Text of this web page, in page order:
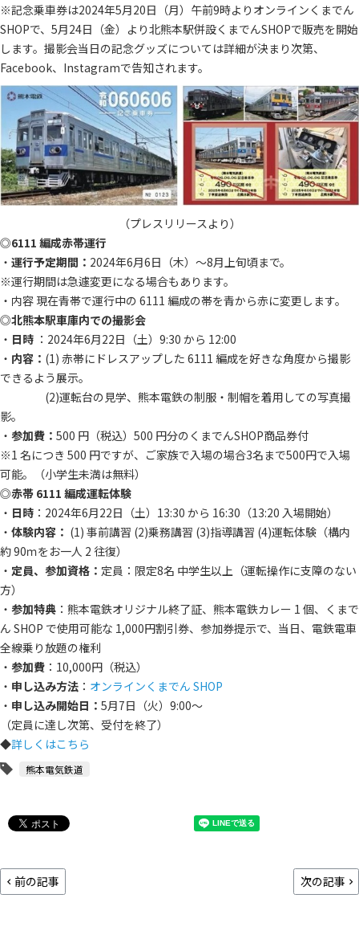
※記念乗車券は2024年5月20日（月）午前9時よりオンラインくまでん
SHOPで、5月24日（金）より北熊本駅併設くまでんSHOPで販売を開始
します。撮影会当日の記念グッズについては詳細が決まり次第、
Facebook、Instagramで告知されます。
（プレスリリースより）
◎6111 編成赤帯運行
・ 運行予定期間： 2024年6月6日（木）～8月上旬頃まで。
※運行期間は急遽変更になる場合もあります。
・内容 現在青帯で運行中の 6111 編成の帯を青から赤に変更します。
◎北熊本駅車庫内での撮影会
・ 日時 ：2024年6月22日（土）9:30 から 12:00
・ 内容： (1) 赤帯にドレスアップした 6111 編成を好きな角度から撮影
できるよう展示。
(2)運転台の見学、熊本電鉄の制服・制帽を着用しての写真撮
影。
・ 参加費： 500 円（税込）500 円分のくまでんSHOP商品券付
※1 名につき 500 円ですが、ご家族で入場の場合3名まで500円で入場
可能。（小学生未満は無料）
◎赤帯 6111 編成運転体験
・ 日時 ：2024年6月22日（土）13:30 から 16:30（13:20 入場開始）
・ 体験内容： (1) 事前講習 (2)乗務講習 (3)指導講習 (4)運転体験（構内
約 90ｍをお一人 2 往復）
・ 定員、参加資格： 定員：限定8名 中学生以上（運転操作に支障のない
方）
・ 参加特典 ：熊本電鉄オリジナル終了証、熊本電鉄カレー 1 個、くまで
ん SHOP で使用可能な 1,000円割引券、参加券提示で、当日、電鉄電車
全線乗り放題の権利
・ 参加費 ：10,000円（税込）
・ 申し込み方法 ： オンラインくまでん SHOP
・ 申し込み開始日： 5月7日（火）9:00～
（定員に達し次第、受付を終了）
◆詳しくはこちら
熊本電気鉄道
前の記事 次の記事